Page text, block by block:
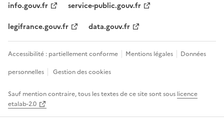
info.gouv.fr
service-public.gouv.fr
legifrance.gouv.fr
data.gouv.fr
Accessibilité : partiellement conforme Mentions légales
Données
personnelles
Gestion des cookies
Sauf mention contraire, tous les textes de ce site sont sous licence
etalab-2.0